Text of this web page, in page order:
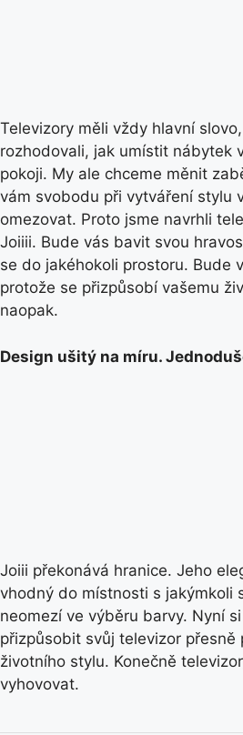
Televizory měli vždy hlavní
rozhodovali, jak umístit nábytek
pokoji. My ale chceme měnit
vám svobodu při vytváření stylu
omezovat. Proto jsme navrhli
Joiiii. Bude vás bavit svou
se do jakéhokoli prostoru. Bude
protože se přizpůsobí vašemu
naopak.
Design ušitý na míru.
Joiii překonává hranice. Jeho
vhodný do místnosti s jakýmkoli
neomezí ve výběru barvy. Nyní
přizpůsobit svůj televizor přesně
životního stylu. Konečně
vyhovovat.